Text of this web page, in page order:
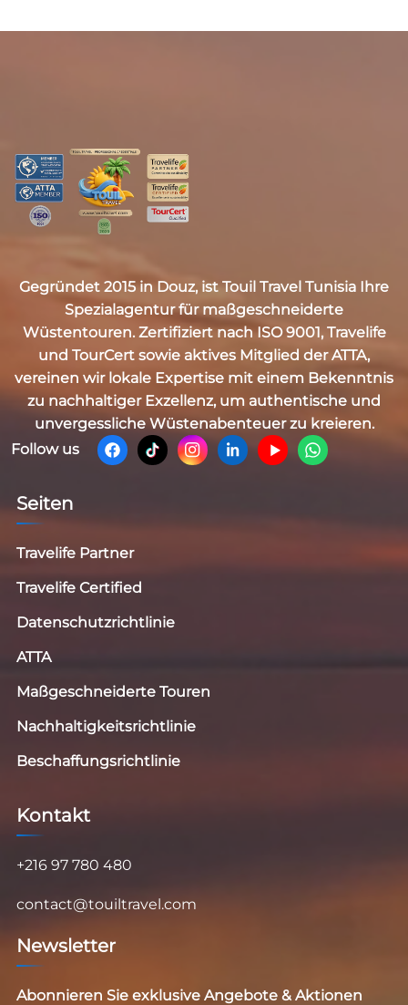
Gegründet 2015 in Douz, istTouil Travel Tunisia Ihre
Spezialagentur für maßgeschneiderte
Wüstentouren. Zertifiziert nach ISO 9001, Travelife
und TourCert sowie aktives Mitglied derATTA,
vereinen wir lokale Expertise mit einem Bekenntnis
zu nachhaltiger Exzellenz, um authentische und
unvergessliche Wüstenabenteuer zu kreieren.
Follow us
Seiten
Travelife Partner
Travelife Certified
Datenschutzrichtlinie
ATTA
Maßgeschneiderte Touren
Nachhaltigkeitsrichtlinie
Beschaffungsrichtlinie
Kontakt
+216 97 780 480
contact@touiltravel.com
Newsletter
Abonnieren Sie exklusive Angebote & Aktionen